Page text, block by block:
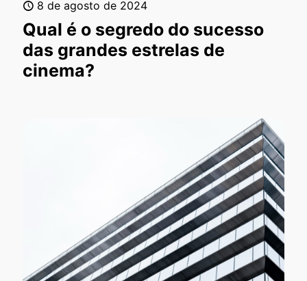
8 de agosto de 2024
Qual é o segredo do sucesso
das grandes estrelas de
cinema?